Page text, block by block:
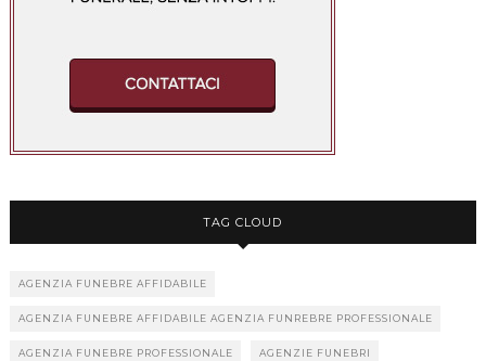
TAG CLOUD
AGENZIA FUNEBRE AFFIDABILE
AGENZIA FUNEBRE AFFIDABILE AGENZIA FUNREBRE PROFESSIONALE
AGENZIA FUNEBRE PROFESSIONALE AGENZIE FUNEBRI